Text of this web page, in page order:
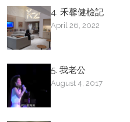
4. 禾馨健檢記
April 26, 2022
5. 我老公
August 4, 2017